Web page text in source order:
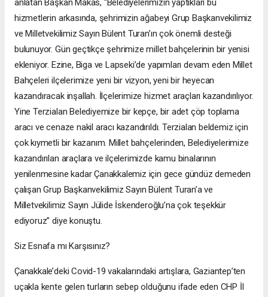
anlatan Başkan Makas, “Belediyelerimizin yaptıkları bu
hizmetlerin arkasında, şehrimizin ağabeyi Grup Başkanvekilimiz
ve Milletvekilimiz Sayın Bülent Turan’ın çok önemli desteği
bulunuyor. Gün geçtikçe şehrimize millet bahçelerinin bir yenisi
ekleniyor. Ezine, Biga ve Lapseki’de yapımları devam eden Millet
Bahçeleri ilçelerimize yeni bir vizyon, yeni bir heyecan
kazandıracak inşallah. İlçelerimize hizmet araçları kazandırılıyor.
Yine Terzialan Belediyemize bir kepçe, bir adet çöp toplama
aracı ve cenaze nakil aracı kazandırıldı. Terzialan beldemiz için
çok kıymetli bir kazanım. Millet bahçelerinden, Belediyelerimize
kazandırılan araçlara ve ilçelerimizde kamu binalarının
yenilenmesine kadar Çanakkalemiz için gece gündüz demeden
çalışan Grup Başkanvekilimiz Sayın Bülent Turan’a ve
Milletvekilimiz Sayın Jülide İskenderoğlu’na çok teşekkür
ediyoruz” diye konuştu.
Siz Esnafa mı Karşısınız?
Çanakkale’deki Covid-19 vakalarındaki artışlara, Gaziantep’ten
uçakla kente gelen turların sebep olduğunu ifade eden CHP İl